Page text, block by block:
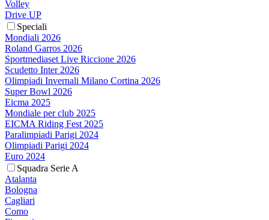
Volley
Drive UP
Speciali
Mondiali 2026
Roland Garros 2026
Sportmediaset Live Riccione 2026
Scudetto Inter 2026
Olimpiadi Invernali Milano Cortina 2026
Super Bowl 2026
Eicma 2025
Mondiale per club 2025
EICMA Riding Fest 2025
Paralimpiadi Parigi 2024
Olimpiadi Parigi 2024
Euro 2024
Squadra Serie A
Atalanta
Bologna
Cagliari
Como